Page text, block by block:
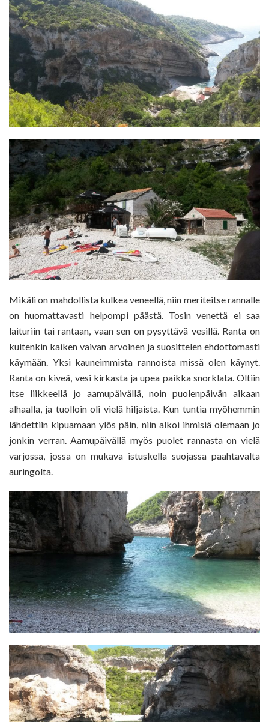
Mikäli on mahdollista kulkea veneellä, niin meriteitse rannalle
on huomattavasti helpompi päästä. Tosin venettä ei saa
laituriin tai rantaan, vaan sen on pysyttävä vesillä. Ranta on
kuitenkin kaiken vaivan arvoinen ja suosittelen ehdottomasti
käymään. Yksi kauneimmista rannoista missä olen käynyt.
Ranta on kiveä, vesi kirkasta ja upea paikka snorklata. Oltiin
itse liikkeellä jo aamupäivällä, noin puolenpäivän aikaan
alhaalla, ja tuolloin oli vielä hiljaista. Kun tuntia myöhemmin
lähdettiin kipuamaan ylös päin, niin alkoi ihmisiä olemaan jo
jonkin verran. Aamupäivällä myös puolet rannasta on vielä
varjossa, jossa on mukava istuskella suojassa paahtavalta
auringolta.